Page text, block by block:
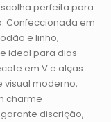
perfeita para
Confeccionada em
e linho,
ideal para dias
em V e alças
visual moderno,
charme
discrição,